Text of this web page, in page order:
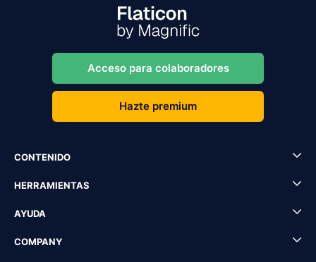
Acceso para colaboradores
Hazte premium
CONTENIDO
HERRAMIENTAS
AYUDA
COMPANY